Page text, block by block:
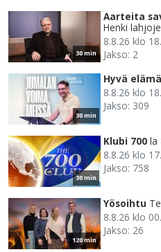
30 min
Aarteita
Henki
8.8.26 klo
Jakso: 2
30 min
Hyvä elämä
8.8.26 klo
Jakso: 309
30 min
Klubi 700 la
8.8.26 klo
Jakso: 758
120 min
Yösoihtu
8.8.26 klo
Jakso: 26